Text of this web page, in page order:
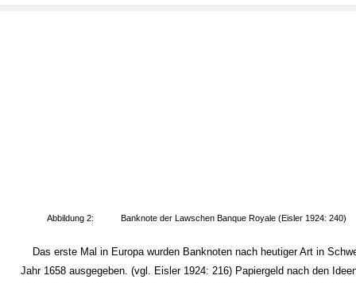
Abbildung 2: Banknote der Lawschen Banque Royale (Eisler 1924: 240)
Das erste Mal in Europa wurden Banknoten nach heutiger Art in
Jahr 1658 ausgegeben. (vgl. Eisler 1924: 216) Papiergeld nach den